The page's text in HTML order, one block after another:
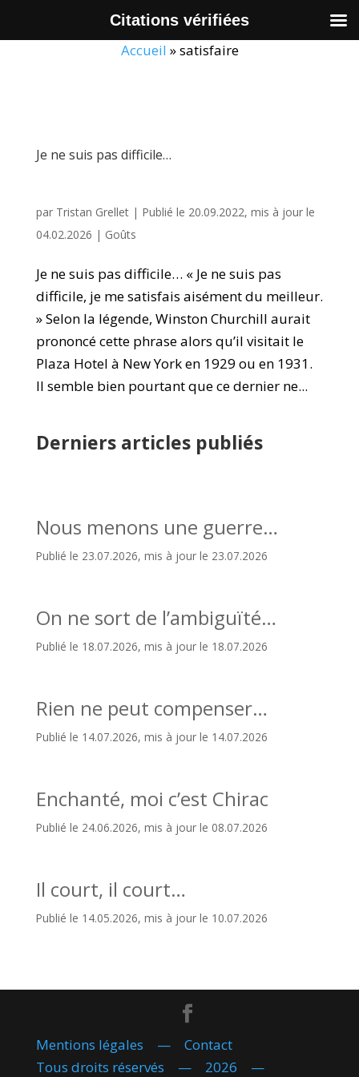
Accueil »satisfaire
Je ne suis pas difficile…
par Tristan Grellet| Publié le 20.09.2022, mis à jour le
04.02.2026 | Goûts
Je ne suis pas difficile… « Je ne suis pas
difficile, je me satisfais aisément du meilleur.
» Selon la légende, Winston Churchill aurait
prononcé cette phrase alors qu’il visitait le
Plaza Hotel à New York en 1929 ou en 1931.
Il semble bien pourtant que ce dernier ne...
Derniers articles publiés
Nous menons une guerre…
Publié le 23.07.2026, mis à jour le 23.07.2026
On ne sort de l’ambiguïté…
Publié le 18.07.2026, mis à jour le 18.07.2026
Rien ne peut compenser…
Publié le 14.07.2026, mis à jour le 14.07.2026
Enchanté, moi c’est Chirac
Publié le 24.06.2026, mis à jour le 08.07.2026
Il court, il court…
Publié le 14.05.2026, mis à jour le 10.07.2026
Mentions légales — Contact
Tous droits réservés — 2026 —
Citations vérifiées